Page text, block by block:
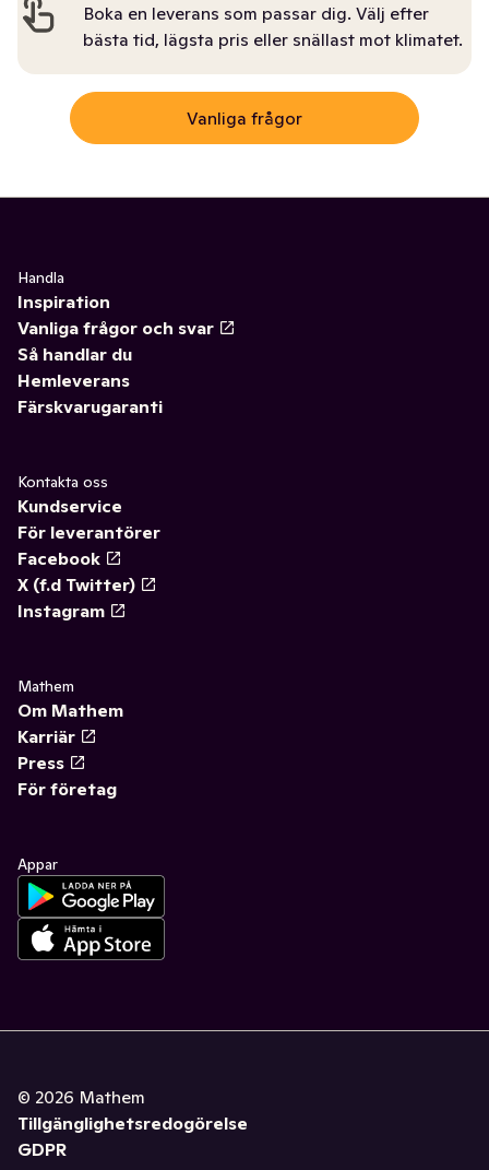
Boka en leverans som passar dig. Välj efter
bästa tid, lägsta pris eller snällast mot klimatet.
Vanliga frågor
Handla
Inspiration
Vanliga frågor och svar
Så handlar du
Hemleverans
Färskvarugaranti
Kontakta oss
Kundservice
För leverantörer
Facebook
X (f.d Twitter)
Instagram
Mathem
Om Mathem
Karriär
Press
För företag
Appar
© 2026 Mathem
Tillgänglighetsredogörelse
GDPR